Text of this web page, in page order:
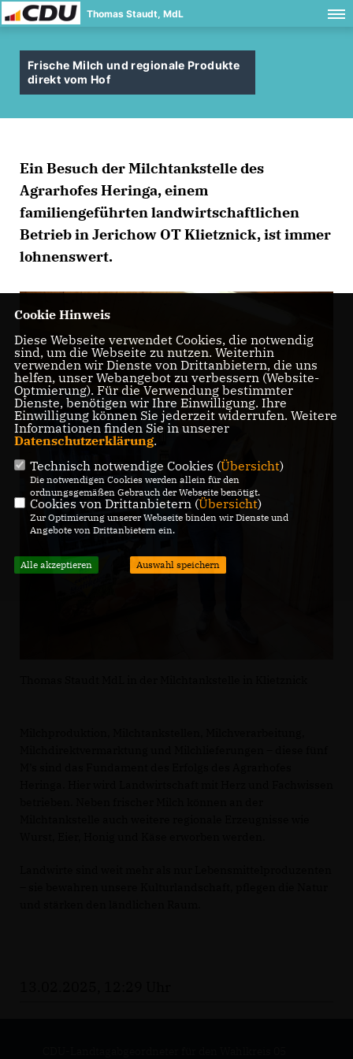
Thomas Staudt, MdL
Frische Milch und regionale Produkte
direkt vom Hof
Ein Besuch der Milchtankstelle des
Agrarhofes Heringa, einem
familiengeführten landwirtschaftlichen
Betrieb in Jerichow OT Klietznick, ist immer
lohnenswert.
Cookie Hinweis
Diese Webseite verwendet Cookies, die notwendig
sind, um die Webseite zu nutzen. Weiterhin
verwenden wir Dienste von Drittanbietern, die uns
helfen, unser Webangebot zu verbessern (Website-
Optmierung). Für die Verwendung bestimmter
Dienste, benötigen wir Ihre Einwilligung. Ihre
Einwilligung können Sie jederzeit widerrufen. Weitere
Informationen finden Sie in unserer
Datenschutzerklärung.
Technisch notwendige Cookies (Übersicht)
Die notwendigen Cookies werden allein für den
ordnungsgemäßen Gebrauch der Webseite benötigt.
Cookies von Drittanbietern (Übersicht)
Zur Optimierung unserer Webseite binden wir Dienste und
Angebote von Drittanbietern ein.
Alle akzeptieren Auswahl speichern